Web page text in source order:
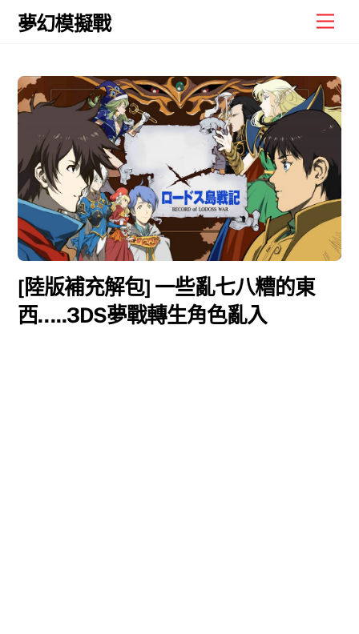
Skip
夢幻模擬戰
[陸版補充解包] 一些亂七八糟的東
西…..3DS夢戰轉生角色亂入